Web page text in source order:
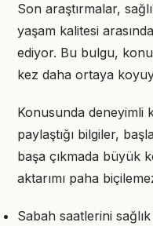
Son araştırmalar,
yaşam kalitesi
ediyor. Bu bulgu,
kez daha ortaya
Konusunda deneyimli
paylaştığı bilgiler,
başa çıkmada büyük
aktarımı paha
Sabah saatlerini